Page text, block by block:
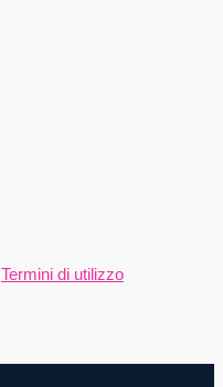
Termini di utilizzo